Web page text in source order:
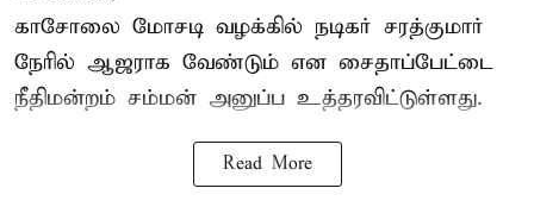
காசோலை மோசடி வழக்கில் நடிகர் சரத்குமார்
நேரில் ஆஜராக வேண்டும் என சைதாப்பேட்டை
நீதிமன்றம் சம்மன் அனுப்ப உத்தரவிட்டுள்ளது.
Read More